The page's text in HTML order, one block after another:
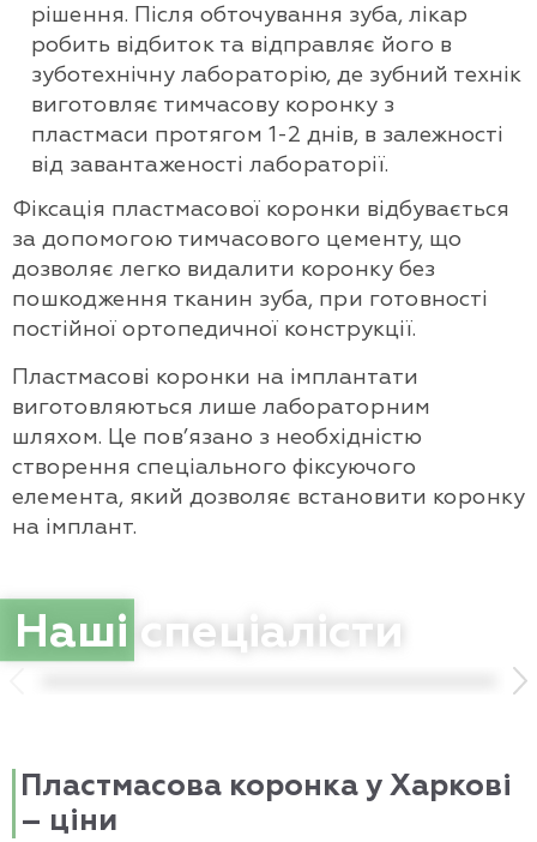
рішення. Після обточування зуба, лікар
робить відбиток та відправляє його в
зуботехнічну лабораторію, де зубний технік
виготовляє тимчасову коронку з
пластмаси протягом 1-2 днів, в залежності
від завантаженості лабораторії.
Фіксація пластмасової коронки відбувається
за допомогою тимчасового цементу, що
дозволяє легко видалити коронку без
пошкодження тканин зуба, при готовності
постійної ортопедичної конструкції.
Пластмасові коронки на імплантати
виготовляються лише лабораторним
шляхом. Це пов’язано з необхідністю
створення спеціального фіксуючого
елемента, який дозволяє встановити коронку
на імплант.
Наші спеціалісти
Cтоматолог-ортопед, терапевт
Пластмасова коронка у Харкові
– ціни